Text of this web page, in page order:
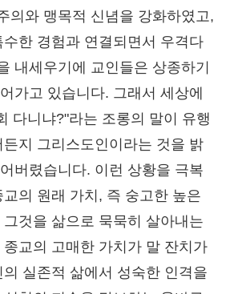
의와 맹목적 신념을 강화하였고,
한 경험과 연결되면서 우격다
내세우기에 교인들은 상종하기
가고 있습니다. 그래서 세상에
다니냐?"라는 조롱의 말이 유행
지 그리스도인이라는 것을 밝
버렸습니다. 이런 상황을 극복
의 원래 가치, 즉 숭고한 높은
것을 삶으로 묵묵히 살아내는
교의 고매한 가치가 말 잔치가
실존적 삶에서 성숙한 인격을